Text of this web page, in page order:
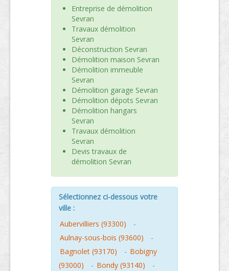
Entreprise de démolition
Sevran
Travaux démolition
Sevran
Déconstruction Sevran
Démolition maison Sevran
Démolition immeuble
Sevran
Démolition garage Sevran
Démolition dépots Sevran
Démolition hangars
Sevran
Travaux démolition
Sevran
Devis travaux de
démolition Sevran
Sélectionnez ci-dessous votre
ville :
Aubervilliers (93300)
-
Aulnay-sous-bois (93600)
-
Bagnolet (93170)
- Bobigny
(93000)
- Bondy (93140)
-